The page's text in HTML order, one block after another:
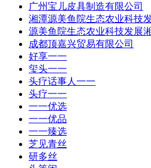
广州宝儿皮具制造有限公司
湘潭源美鱼院生态农业科技
源美鱼院生态农业科技发展
成都顶嘉兴贸易有限公司
好享一一
玺头一一
头疗话事人一一
头疗一一
一一优选
一一优品
一一臻选
芝见青丝
研多丝